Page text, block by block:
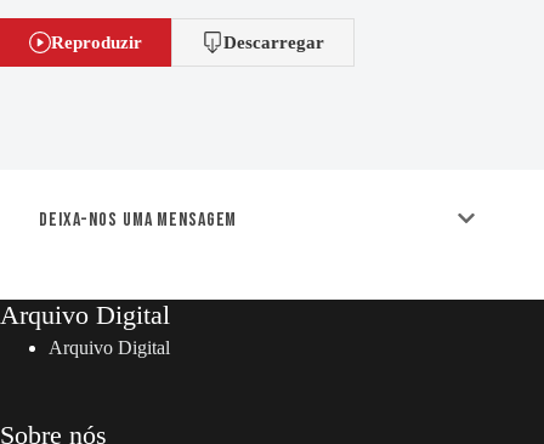
Reproduzir Descarregar
Deixa-nos uma mensagem
Arquivo Digital
Arquivo Digital
Sobre nós